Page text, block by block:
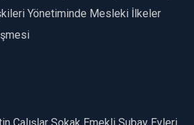
Yönetiminde Mesleki İlkeler